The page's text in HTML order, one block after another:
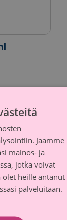
Jaamme
mainos- ja
jotka voivat
heille antanut
palveluitaan.